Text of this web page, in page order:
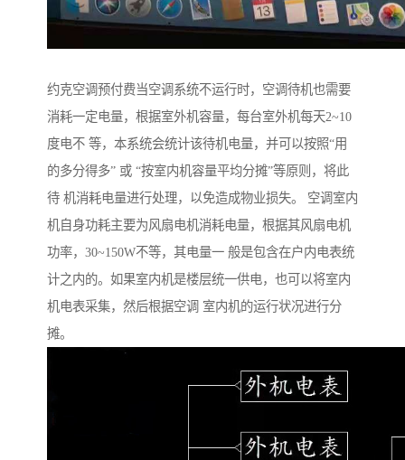
约克空调预付费当空调系统不运行时，空调待机也需要
消耗一定电量，根据室外机容量，每台室外机每天2~10
度电不 等，本系统会统计该待机电量，并可以按照“用
的多分得多” 或 “按室内机容量平均分摊”等原则，将此
待 机消耗电量进行处理，以免造成物业损失。 空调室内
机自身功耗主要为风扇电机消耗电量，根据其风扇电机
功率，30~150W不等，其电量一 般是包含在户内电表统
计之内的。如果室内机是楼层统一供电，也可以将室内
机电表采集，然后根据空调 室内机的运行状况进行分
摊。